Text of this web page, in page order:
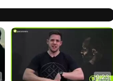
9:23